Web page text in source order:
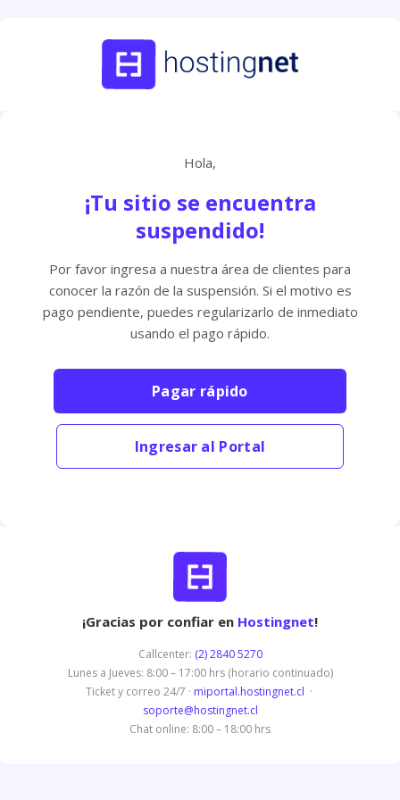
Hola,
¡Tu sitio se encuentra
suspendido!
Por favor ingresa a nuestra área de clientes para
conocer la razón de la suspensión. Si el motivo es
pago pendiente, puedes regularizarlo de inmediato
usando el pago rápido.
Pagar rápido
Ingresar al Portal
¡Gracias por confiar en Hostingnet!
Callcenter: (2) 2840 5270
Lunes a Jueves: 8:00 – 17:00 hrs (horario continuado)
Ticket y correo 24/7 · miportal.hostingnet.cl ·
soporte@hostingnet.cl
Chat online: 8:00 – 18:00 hrs